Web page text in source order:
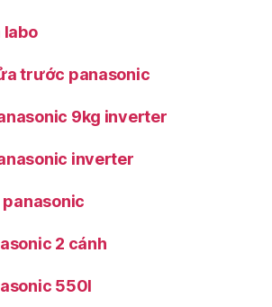
labo
trước panasonic
9kg inverter
inverter
2 cánh
550l